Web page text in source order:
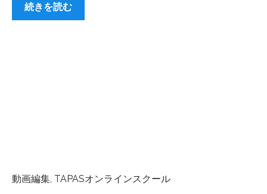
続きを読む
動画編集, TAPASオンラインスクール